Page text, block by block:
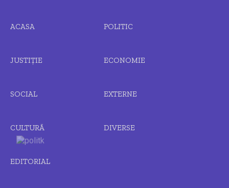
ACASA POLITIC
JUSTIȚIE ECONOMIE
SOCIAL EXTERNE
CULTURĂ DIVERSE
EDITORIAL